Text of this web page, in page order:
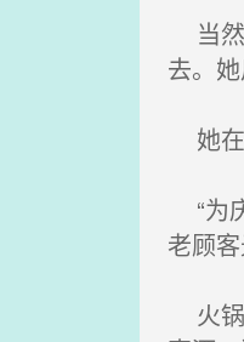
当然
去。
她在
“为
老顾
火锅